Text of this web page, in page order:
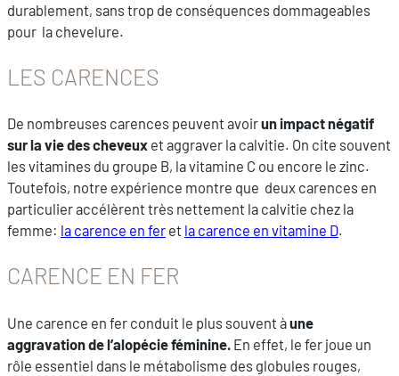
durablement, sans trop de conséquences dommageables
pour la chevelure.
LES CARENCES
De nombreuses carences peuvent avoirun impact négatif
sur la vie des cheveux et aggraver la calvitie. On cite souvent
les vitamines du groupe B, la vitamine C ou encore le zinc.
Toutefois, notre expérience montre que deux carences en
particulier accélèrent très nettement la calvitie chez la
femme: la carence en fer et la carence en vitamine D.
CARENCE EN FER
Une carence en fer conduit le plus souvent àune
aggravation de l’alopécie féminine. En effet, le fer joue un
rôle essentiel dans le métabolisme des globules rouges,